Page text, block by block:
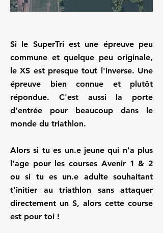
Si le SuperTri est une épreuve peu
commune et quelque peu originale,
le XS est presque tout l'inverse. Une
épreuve bien connue et plutôt
répondue. C'est aussi la porte
d'entrée pour beaucoup dans le
monde du triathlon.
Alors si tu es un.e jeune qui n'a plus
l'age pour les courses Avenir 1 & 2
ou si tu es un.e adulte souhaitant
t'initier au triathlon sans attaquer
directement un S, alors cette course
est pour toi !